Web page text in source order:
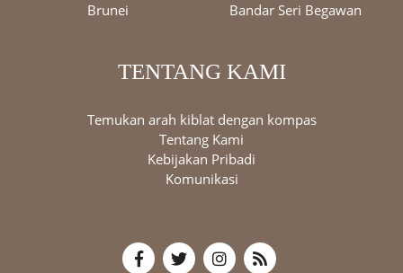
Brunei
Bandar Seri Begawan
TENTANG KAMI
Temukan arah kiblat dengan kompas
Tentang Kami
Kebijakan Pribadi
Komunikasi